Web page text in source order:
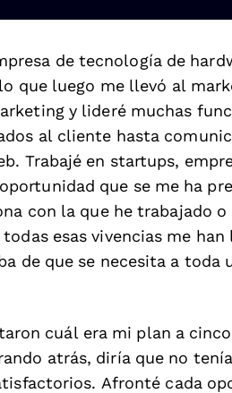
de tecnología de
que luego me llevó al
y lideré muchas
al cliente hasta
Trabajé en startups,
que se me ha
con la que he trabajado
esas vivencias me han
de que se necesita a toda
cuál era mi plan a cinco
atrás, diría que no
Afronté cada